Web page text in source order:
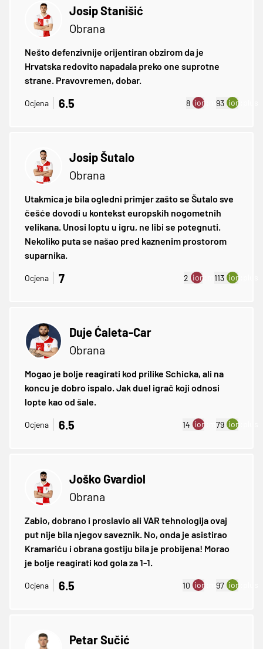
Josip Stanišić
Obrana
Nešto defenzivnije orijentiran obzirom da je
Hrvatska redovito napadala preko one suprotne
strane. Pravovremen, dobar.
Ocjena 6.5 8 ion:minus
93 ion:plus
Josip Šutalo
Obrana
Utakmica je bila ogledni primjer zašto se Šutalo sve
češće dovodi u kontekst europskih nogometnih
velikana. Unosi loptu u igru, ne libi se potegnuti.
Nekoliko puta se našao pred kaznenim prostorom
suparnika.
Ocjena 7 2 ion:minus
113 ion:plus
Duje Ćaleta-Car
Obrana
Mogao je bolje reagirati kod prilike Schicka, ali na
koncu je dobro ispalo. Jak duel igrač koji odnosi
lopte kao od šale.
Ocjena 6.5 14 ion:minus
79 ion:plus
Joško Gvardiol
Obrana
Zabio, dobrano i proslavio ali VAR tehnologija ovaj
put nije bila njegov saveznik. No, onda je asistirao
Kramariću i obrana gostiju bila je probijena! Morao
je bolje reagirati kod gola za 1-1.
Ocjena 6.5 10 ion:minus
97 ion:plus
Petar Sučić